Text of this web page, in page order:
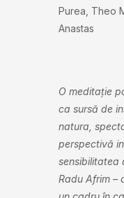
Purea, Theo
Anastas
O meditație
ca sursă de
natura,
perspectivă
sensibilitatea
Radu Afrim –